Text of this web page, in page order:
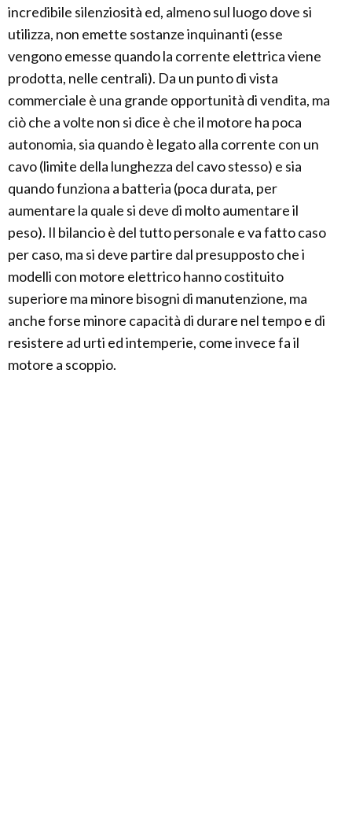
incredibile silenziosità ed, almeno sul luogo dove si
utilizza, non emette sostanze inquinanti (esse
vengono emesse quando la corrente elettrica viene
prodotta, nelle centrali). Da un punto di vista
commerciale è una grande opportunità di vendita, ma
ciò che a volte non si dice è che il motore ha poca
autonomia, sia quando è legato alla corrente con un
cavo (limite della lunghezza del cavo stesso) e sia
quando funziona a batteria (poca durata, per
aumentare la quale si deve di molto aumentare il
peso). Il bilancio è del tutto personale e va fatto caso
per caso, ma si deve partire dal presupposto che i
modelli con motore elettrico hanno costituito
superiore ma minore bisogni di manutenzione, ma
anche forse minore capacità di durare nel tempo e di
resistere ad urti ed intemperie, come invece fa il
motore a scoppio.